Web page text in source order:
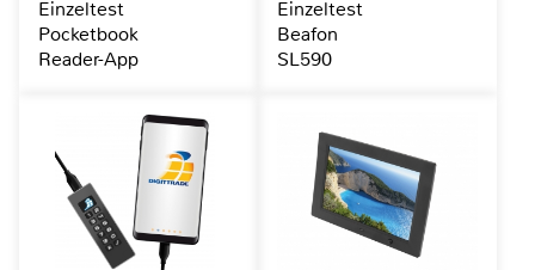
Einzeltest
Pocketbook
Reader-App
Einzeltest
Beafon
SL590